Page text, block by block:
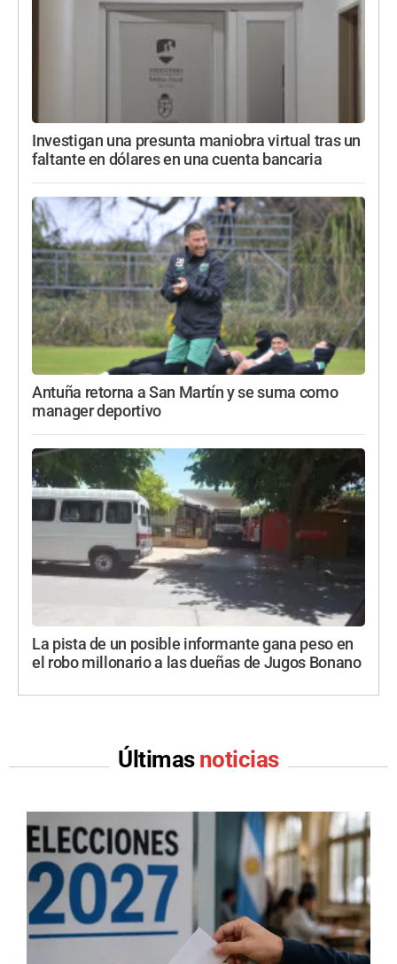
Investigan una presunta maniobra virtual tras un
faltante en dólares en una cuenta bancaria
Antuña retorna a San Martín y se suma como
manager deportivo
La pista de un posible informante gana peso en
el robo millonario a las dueñas de Jugos Bonano
Últimas noticias